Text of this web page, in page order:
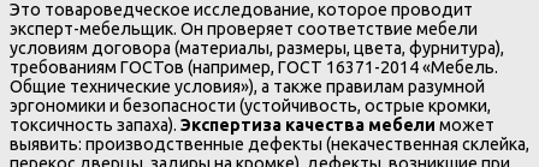
Это товароведческое исследование, которое проводит
эксперт-мебельщик. Он проверяет соответствие мебели
условиям договора (материалы, размеры, цвета, фурнитура),
требованиям ГОСТов (например, ГОСТ 16371-2014 «Мебель.
Общие технические условия»), а также правилам разумной
эргономики и безопасности (устойчивость, острые кромки,
токсичность запаха). Экспертиза качества мебели может
выявить: производственные дефекты (некачественная склейка,